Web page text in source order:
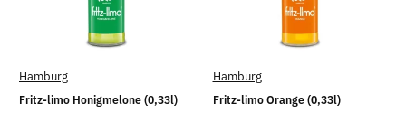
Hamburg
Fritz-limo Honigmelone (0,33l)
Hamburg
Fritz-limo Orange (0,33l)